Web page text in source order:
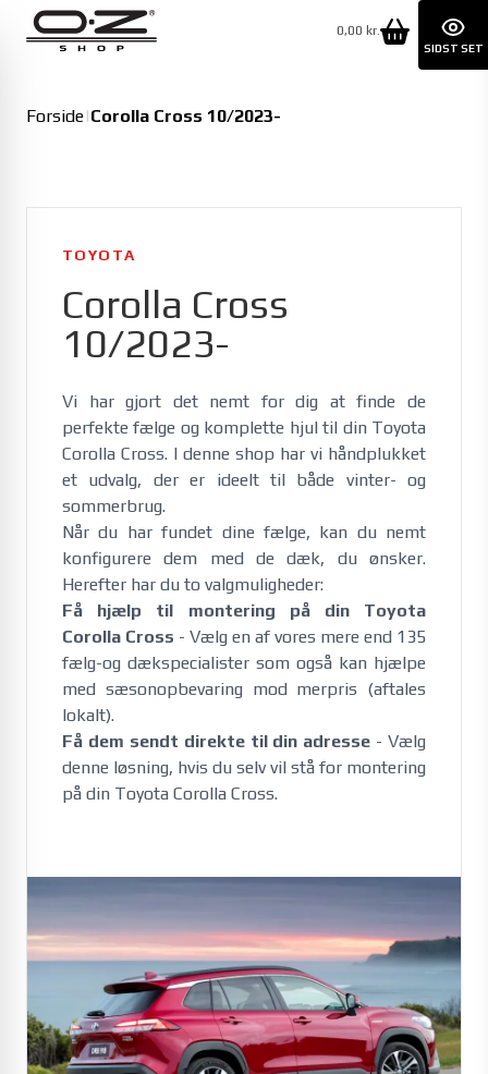
0,00 kr.
Forside|Corolla Cross 10/2023-
TOYOTA
Corolla Cross
10/2023-
Vi har gjort det nemt for dig at finde de
perfekte fælge og komplette hjul til din Toyota
Corolla Cross. I denne shop har vi håndplukket
et udvalg, der er ideelt til både vinter- og
sommerbrug.
Når du har fundet dine fælge, kan du nemt
konfigurere dem med de dæk, du ønsker.
Herefter har du to valgmuligheder:
Få hjælp til montering på din Toyota
Corolla Cross - Vælg en af vores mere end 135
fælg-og dækspecialister som også kan hjælpe
med sæsonopbevaring mod merpris (aftales
lokalt).
Få dem sendt direkte til din adresse - Vælg
denne løsning, hvis du selv vil stå for montering
på din Toyota Corolla Cross.
SIDST SET